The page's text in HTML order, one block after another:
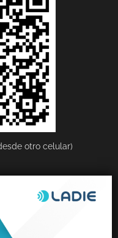
otro celular)